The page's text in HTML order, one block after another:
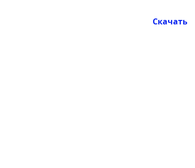
Скачать